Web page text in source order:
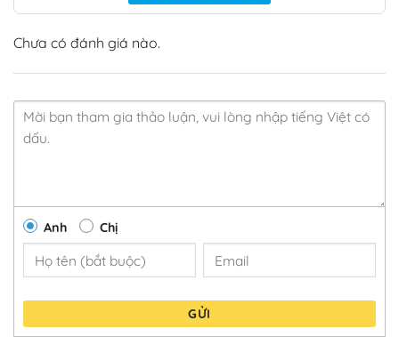
Chưa có đánh giá nào.
Anh Chị
GỬI